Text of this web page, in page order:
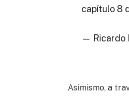
capítulo 8
— Ricardo
Asimismo, a